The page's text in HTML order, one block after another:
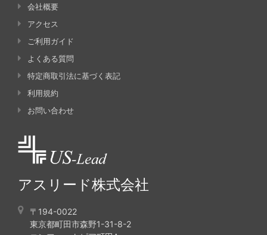
会社概要
アクセス
ご利用ガイド
よくある質問
特定商取引法に基づく表記
利用規約
お問い合わせ
アスリード株式会社
〒194-0022
東京都町田市森野1-31-8-2